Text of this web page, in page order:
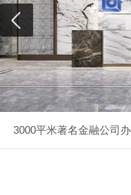
3000平米著名金融公司